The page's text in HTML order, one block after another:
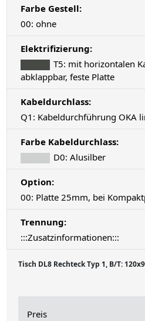
Farbe Gestell:
00: ohne
Elektrifizierung:
T5: mit horizontalen
abklappbar, feste Platte
Kabeldurchlass:
Q1: Kabeldurchführung OKA
Farbe Kabeldurchlass:
D0: Alusilber
Option:
00: Platte 25mm, bei
Trennung:
:::Zusatzinformationen:::
Tisch DL8 Rechteck Typ 1, B/T:
Preis